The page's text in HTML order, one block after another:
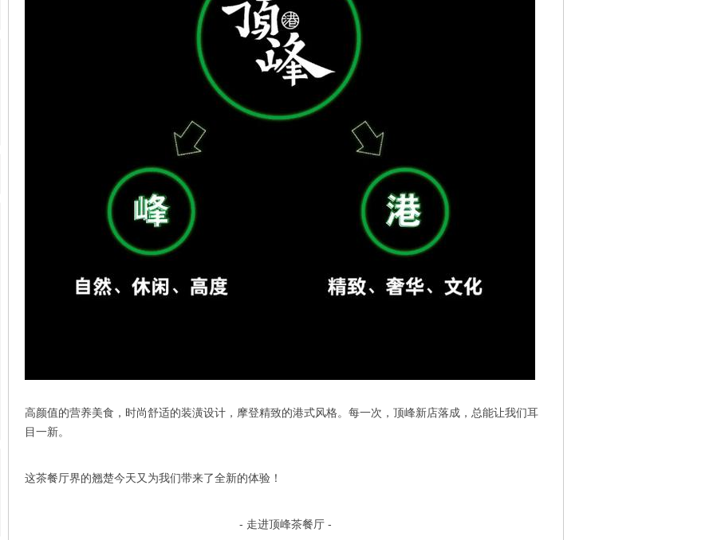
高颜值的营养美食，时尚舒适的装潢设计，摩登精致的港式风格。每一次，顶峰新店落成，总能让我们耳
目一新。
这茶餐厅界的翘楚今天又为我们带来了全新的体验！
- 走进顶峰茶餐厅 -